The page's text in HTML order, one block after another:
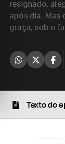
resignado,
após dia. Mas
graça, sob o
Texto do